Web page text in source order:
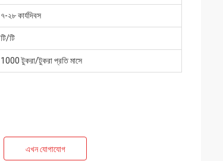
৭-২৮ কার্যদিবস
টি/টি
1000 টুকরা/টুকরা প্রতি মাসে
এখন যোগাযোগ